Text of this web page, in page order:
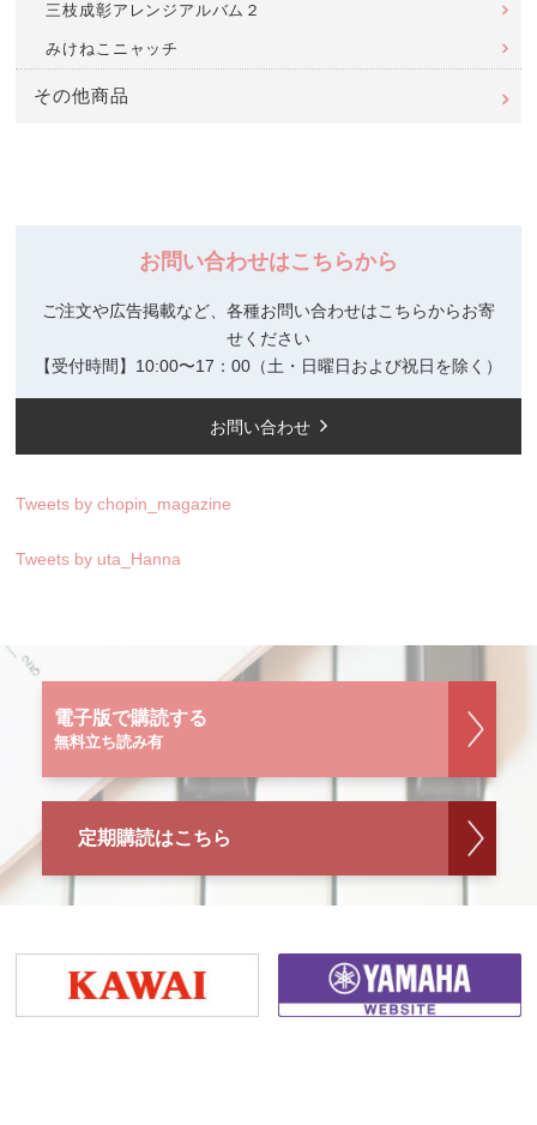
三枝成彰アレンジアルバム２
みけねこニャッチ
その他商品
お問い合わせはこちらから
ご注文や広告掲載など、各種お問い合わせはこちらからお寄
せください
【受付時間】10:00〜17：00（土・日曜日および祝日を除く）
お問い合わせ
Tweets by chopin_magazine
Tweets by uta_Hanna
電子版で購読する
無料立ち読み有
定期購読はこちら